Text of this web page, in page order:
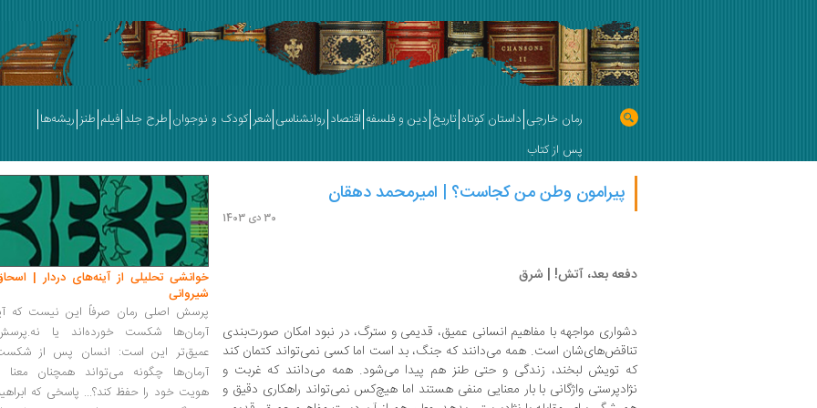
رمان خارجی داستان کوتاه تاریخ دین و فلسفه اقتصاد روانشناسی شعر کودک و نوجوان طرح جلد فیلم طنز ریشه‌ها
پس از کتاب
پیرامون وطن من کجاست؟ | امیرمحمد دهقان
30 دی 1403
دفعه‌ بعد، آتش! | شرق
دشواری مواجهه با مفاهیم انسانی عمیق، قدیمی و سترگ، در نبود امکان صورت‌بندی
تناقض‌های‌شان است. همه می‌دانند که جنگ، بد است اما کسی نمی‌تواند کتمان کند
که تویش لبخند، زندگی و حتی طنز هم پیدا می‌شود. همه می‌دانند که غربت و
نژادپرستی واژگانی با بار معنایی منفی هستند اما هیچ‌کس نمی‌تواند راهکاری دقیق و
خوانشی تحلیلی از آینه‌های دردار |
شیروانی
پرسش اصلی رمان صرفاً این نیست که
آرمان‌ها شکست خورده‌اند یا
عمیق‌تر این است: انسان پس از
آرمان‌ها چگونه می‌تواند همچنان معنا
هویت خود را حفظ کند؟... پاسخی که